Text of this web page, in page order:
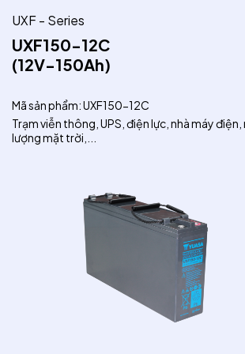
UXF - Series
UXF150-12C
(12V-150Ah)
Mã sản phẩm: UXF150-12C
Trạm viễn thông, UPS, điện lực, nhà máy điện,
lượng mặt trời,...